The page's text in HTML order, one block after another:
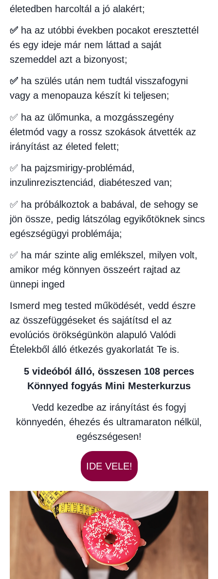
életedben harcoltál a jó alakért;
✅ ha az utóbbi években pocakot eresztettél
és egy ideje már nem láttad a saját
szemeddel azt a bizonyost;
✅ ha szülés után nem tudtál visszafogyni
vagy a menopauza készít ki teljesen;
✅ ha az ülőmunka, a mozgásszegény
életmód vagy a rossz szokások átvették az
irányítást az életed felett;
✅ ha pajzsmirigy-problémád,
inzulinrezisztenciád, diabéteszed van;
✅ ha próbálkoztok a babával, de sehogy se
jön össze, pedig látszólag egyikőtöknek sincs
egészségügyi problémája;
✅ ha már szinte alig emlékszel, milyen volt,
amikor még könnyen összeért rajtad az
ünnepi inged
Ismerd meg tested működését, vedd észre
az összefüggéseket és sajátítsd el az
evolúciós örökségünkön alapuló Valódi
Ételekből álló étkezés gyakorlatát Te is.
5 videóból álló, összesen 108 perces
Könnyed fogyás Mini Mesterkurzus
Vedd kezedbe az irányítást és fogyj
könnyedén, éhezés és ultramaraton nélkül,
egészségesen!
IDE VELE!